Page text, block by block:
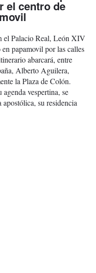
el centro de
el Palacio Real, León XIV
papamovil por las calles
abarcará, entre
Alberto Aguilera,
la Plaza de Colón.
vespertina, se
su residencia